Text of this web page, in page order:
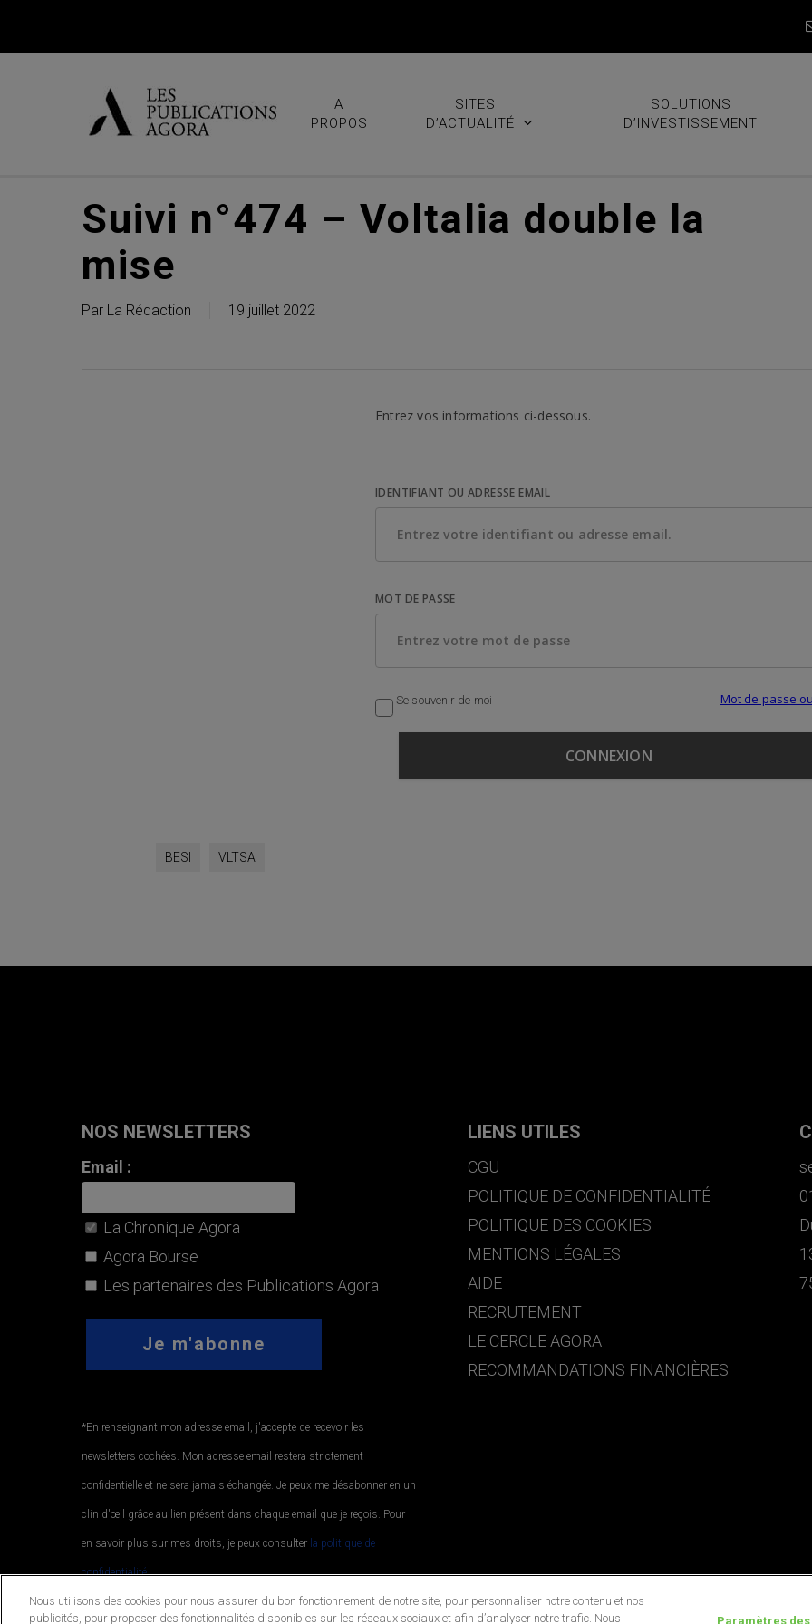
A
PROPOS
SITES
D’ACTUALITÉ
SOLUTIONS
D’INVESTISSEMENT
Suivi n°474 – Voltalia double la
mise
Par La Rédaction 19 juillet 2022
Entrez vos informations ci-dessous.
IDENTIFIANT OU ADRESSE EMAIL
MOT DE PASSE
Se souvenir de moi Mot de passe
BESI VLTSA
NOS NEWSLETTERS
Email :
La Chronique Agora
Agora Bourse
Les partenaires des Publications Agora
*En renseignant mon adresse email, j'accepte de recevoir les
newsletters cochées. Mon adresse email restera strictement
confidentielle et ne sera jamais échangée. Je peux me désabonner en un
clin d'œil grâce au lien présent dans chaque email que je reçois. Pour
en savoir plus sur mes droits, je peux consulter la politique de
confidentialité..
LIENS UTILES
CGU
POLITIQUE DE CONFIDENTIALITÉ
POLITIQUE DES COOKIES
MENTIONS LÉGALES
AIDE
RECRUTEMENT
LE CERCLE AGORA
RECOMMANDATIONS FINANCIÈRES
Nous utilisons des cookies pour nous assurer du bon fonctionnement de notre site, pour personnaliser notre contenu et nos
publicités, pour proposer des fonctionnalités disponibles sur les réseaux sociaux et afin d’analyser notre trafic. Nous
Paramètres